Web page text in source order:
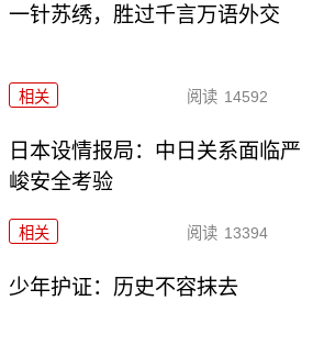
一针苏绣，胜过千言万语外交
相关 阅读 14592
日本设情报局：中日关系面临严
峻安全考验
相关 阅读 13394
少年护证：历史不容抹去